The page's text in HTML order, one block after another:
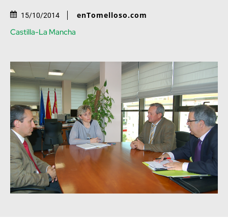
15/10/2014 enTomelloso.com
Castilla-La Mancha